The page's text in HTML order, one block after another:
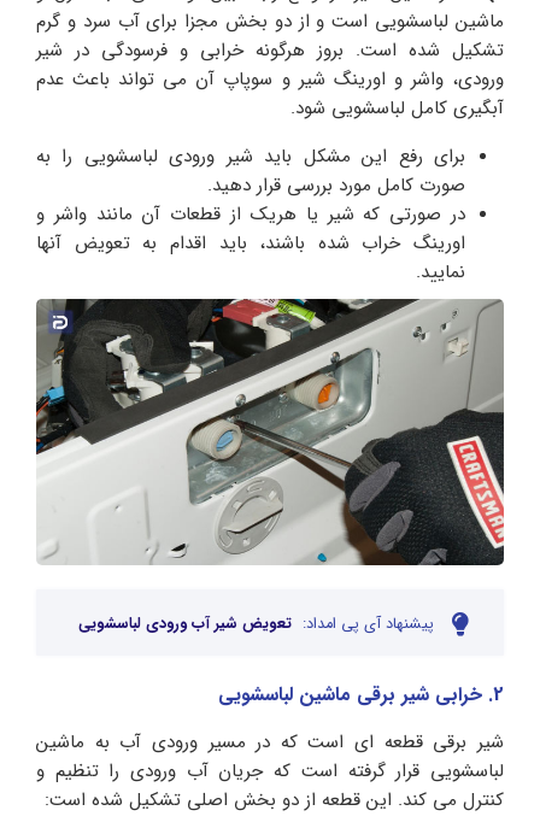
ماشین لباسشویی است و از دو بخش مجزا برای آب سرد و گرم
تشکیل شده است. بروز هرگونه خرابی و فرسودگی در شیر
ورودی، واشر و اورینگ شیر و سوپاپ آن می‌ تواند باعث عدم
آبگیری کامل لباسشویی شود.
برای رفع این مشکل باید شیر ورودی لباسشویی را به
صورت کامل مورد بررسی قرار دهید.
در صورتی که شیر یا هریک از قطعات آن مانند واشر و
اورینگ خراب شده باشند، باید اقدام به تعویض آنها
نمایید.
پیشنهاد آی پی امداد: تعویض شیر آب ورودی لباسشویی
2. خرابی شیر برقی ماشین لباسشویی
شیر برقی قطعه‌ ای است که در مسیر ورودی آب به ماشین
لباسشویی قرار گرفته است که جریان آب ورودی را تنظیم و
کنترل می کند. این قطعه از دو بخش اصلی تشکیل شده است: